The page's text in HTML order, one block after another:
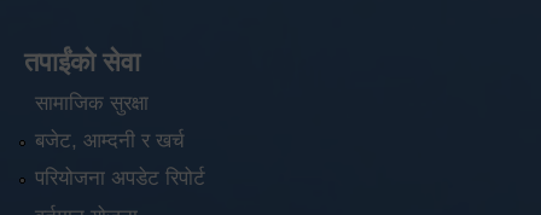
तपाईंको सेवा
सामाजिक सुरक्षा
बजेट, आम्दनी र खर्च
परियोजना अपडेट रिपोर्ट